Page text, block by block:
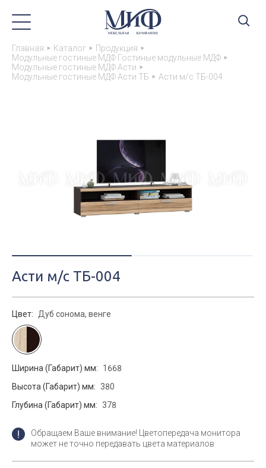
Главная Каталог
Продукция
Модульные гостиные МДФ Гостиные модульные МДФ
Модульные гостиные МДФ Асти
Модульные гостиные МДФ Асти ТБ
Асти м/с ТБ-004
Асти м/с ТБ-004
Цвет: Дуб сонома, венге
Ширина (Габарит) мм:
1668
Высота (Габарит) мм: 380
Глубина (Габарит) мм: 378
Обращаем Ваше внимание! Цветопередача монитора
может не точно передавать цвета материалов